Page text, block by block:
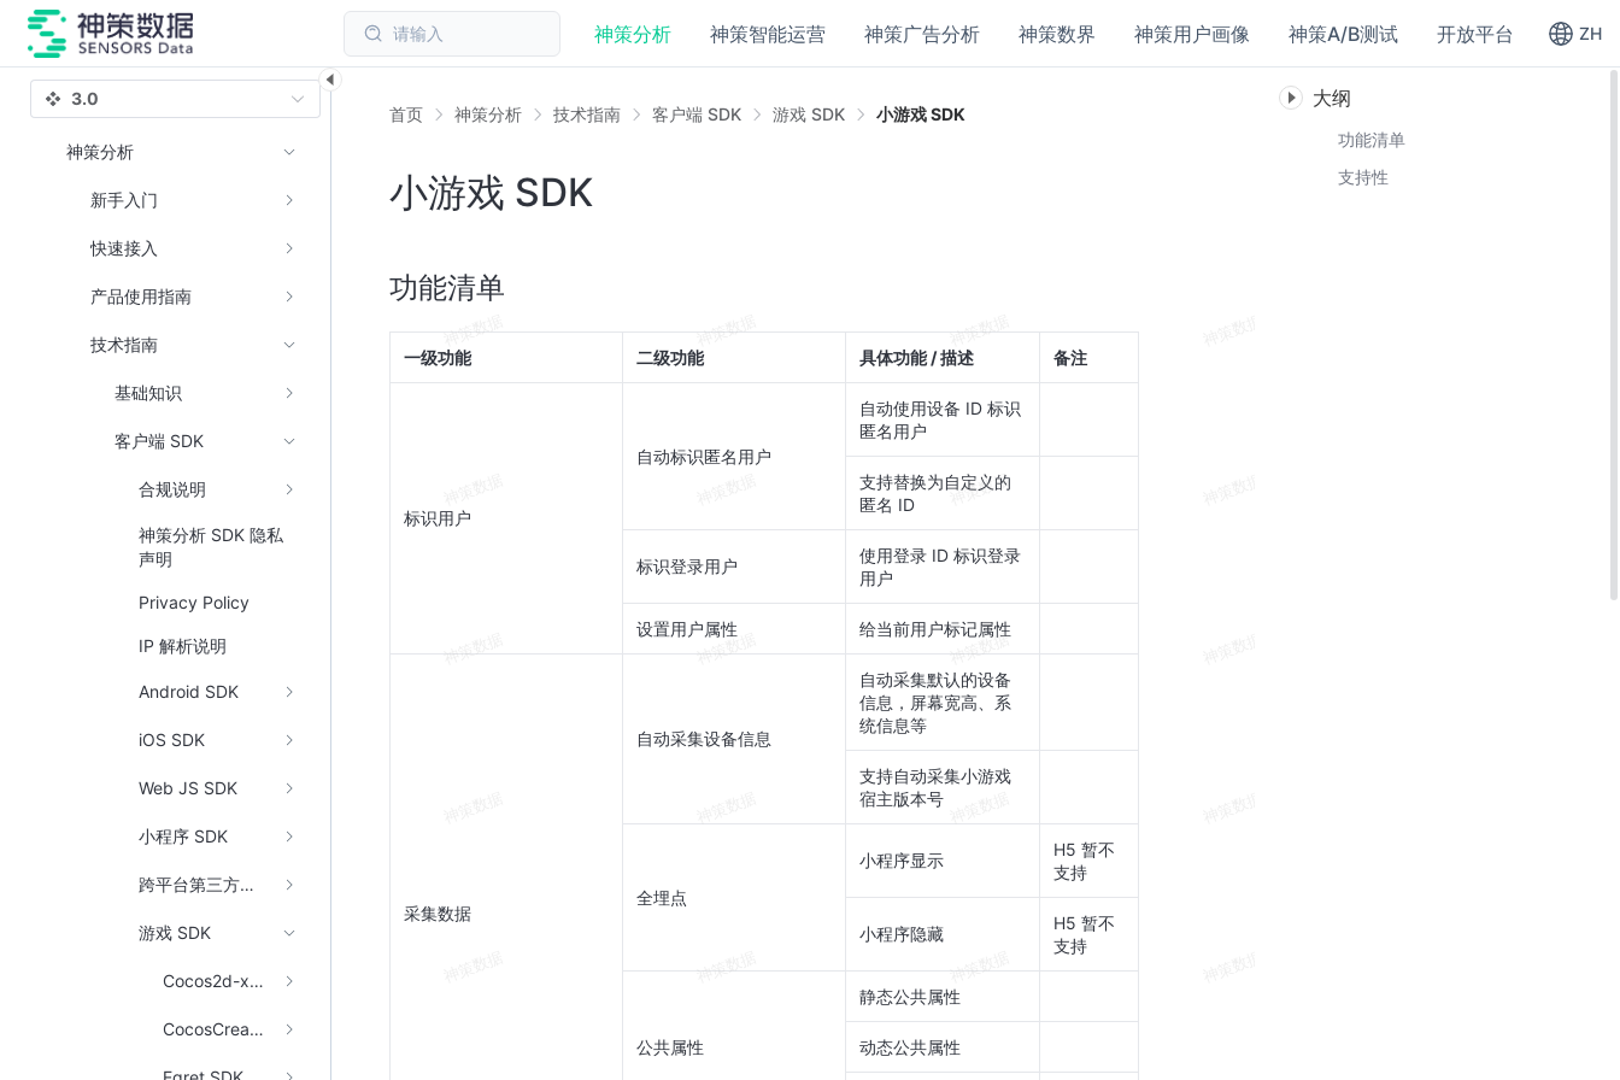
请输入 神策分析 神策智能运营 神策广告分析 神策数界 神策用户画像 神策A/B测试 开放平台 ZH
首页 神策分析 技术指南 客户端 SDK 游戏 SDK 小游戏 SDK
小游戏 SDK
功能清单
一级功能 二级功能 具体功能 / 描述 备注
标识用户
自动标识匿名用户
自动使用设备 ID 标识
匿名用户
支持替换为自定义的
匿名 ID
标识登录用户
使用登录 ID 标识登录
用户
设置用户属性 给当前用户标记属性
采集数据
自动采集设备信息
自动采集默认的设备
信息，屏幕宽高、系
统信息等
支持自动采集小游戏
宿主版本号
全埋点
小程序显示
H5 暂不
支持
小程序隐藏
H5 暂不
支持
公共属性
静态公共属性
动态公共属性
3.0
神策分析
新手入门
快速接入
产品使用指南
技术指南
基础知识
客户端 SDK
合规说明
神策分析 SDK 隐私
声明
Privacy Policy
IP 解析说明
Android SDK
iOS SDK
Web JS SDK
小程序 SDK
跨平台第三方框架
游戏 SDK
Cocos2d-x SDK
CocosCreator SDK
大纲
功能清单
支持性